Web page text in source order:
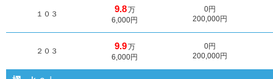
１０３ 9.8万
6,000円
0円
200,000円
２０３ 9.9万
6,000円
0円
200,000円